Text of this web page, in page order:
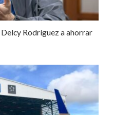
Rodríguez a ahorrar